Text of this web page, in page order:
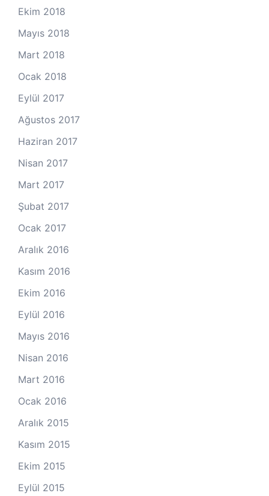
Ekim 2018
Mayıs 2018
Mart 2018
Ocak 2018
Eylül 2017
Ağustos 2017
Haziran 2017
Nisan 2017
Mart 2017
Şubat 2017
Ocak 2017
Aralık 2016
Kasım 2016
Ekim 2016
Eylül 2016
Mayıs 2016
Nisan 2016
Mart 2016
Ocak 2016
Aralık 2015
Kasım 2015
Ekim 2015
Eylül 2015